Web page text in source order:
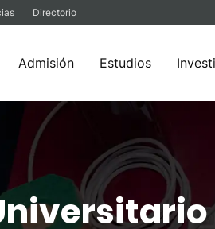
Directorio
Admisión Estudios